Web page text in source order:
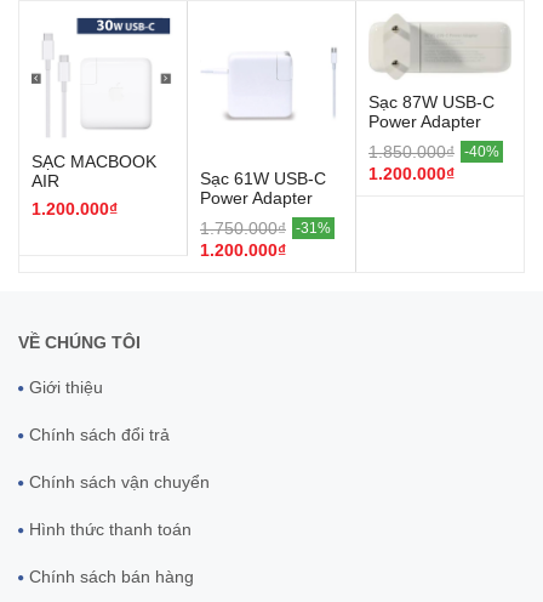
SẠC MACBOOK
AIR
2018/2019/2020
USB-C 30W
1.200.000₫
Sạc 61W USB-C
Power Adapter
MNF72ZA/A
1.750.000₫ -31%
1.200.000₫
Sạc 87W USB-C
Power Adapter
MNF82ZA/A
1.850.000₫ -40%
1.200.000₫
VỀ CHÚNG TÔI
Giới thiệu
Chính sách đổi trả
Chính sách vận chuyển
Hình thức thanh toán
Chính sách bán hàng